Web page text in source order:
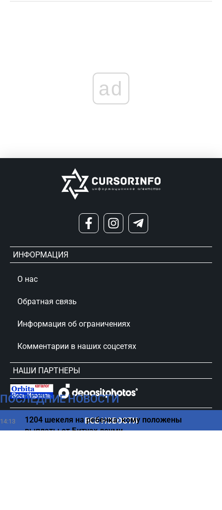
ПОСЛЕДНИЕ НОВОСТИ
14:13
1204 шекеля на ребенка: кому положены
выплаты от Битуах леуми
ВСЕ НОВОСТИ
ad
ИНФОРМАЦИЯ
О нас
Обратная связь
Информация об ограничениях
Комментарии в наших соцсетях
НАШИ ПАРТНЕРЫ
сursorinfo.co.il © Все права защищены